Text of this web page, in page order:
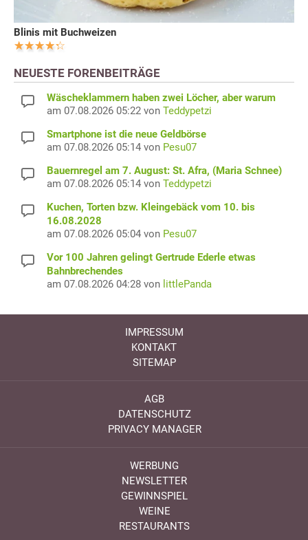
Blinis mit Buchweizen
NEUESTE FORENBEITRÄGE
Wäscheklammern haben zwei Löcher, aber warum
am 07.08.2026 05:22 von Teddypetzi
Smartphone ist die neue Geldbörse
am 07.08.2026 05:14 von Pesu07
Bauernregel am 7. August: St. Afra, (Maria Schnee)
am 07.08.2026 05:14 von Teddypetzi
Kuchen, Torten bzw. Kleingebäck vom 10. bis
16.08.2028
am 07.08.2026 05:04 von Pesu07
Vor 100 Jahren gelingt Gertrude Ederle etwas
Bahnbrechendes
am 07.08.2026 04:28 von littlePanda
IMPRESSUM
KONTAKT
SITEMAP
AGB
DATENSCHUTZ
PRIVACY MANAGER
WERBUNG
NEWSLETTER
GEWINNSPIEL
WEINE
RESTAURANTS